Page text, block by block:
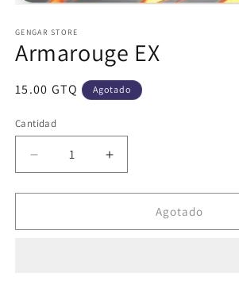
multimedia
1
en
modal
GENGAR STORE
Armarouge EX
Precio
15.00 GTQ Agotado
Cantidad
Cantidad
Reducir
cantidad
para
EX
Aumentar
cantidad
para
Armarouge
EX
Agotado